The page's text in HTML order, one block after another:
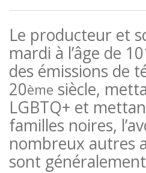
Le producteur et
mardi à l’âge de
des émissions de
20ème siècle,
LGBTQ+ et
familles noires,
nombreux autres
sont